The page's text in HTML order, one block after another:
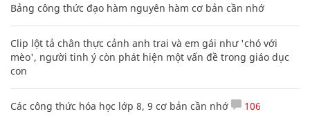
Bảng công thức đạo hàm nguyên hàm cơ bản cần nhớ
Clip lột tả chân thực cảnh anh trai và em gái như 'chó với
mèo', người tinh ý còn phát hiện một vấn đề trong giáo dục
con
Các công thức hóa học lớp 8, 9 cơ bản cần nhớ 106